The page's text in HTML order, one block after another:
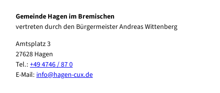
Gemeinde Hagen im Bremischen
vertreten durch den Bürgermeister Andreas Wittenberg
Amtsplatz 3
27628 Hagen
Tel.: +49 4746 / 87 0
E-Mail: ​​​​ info@hagen-cux.de